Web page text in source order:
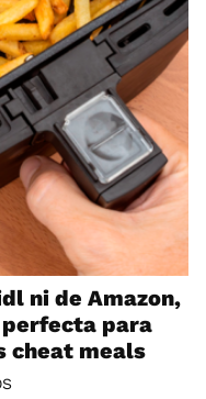
ni de Amazon,
para
cheat meals